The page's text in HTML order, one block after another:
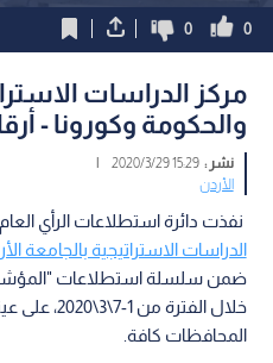
0
0
مركز الدراسات
والحكومة وكورونا -
نشر :15:29 2020/3/29
|
الأردن
نفذت دائرة استطلاعات الرأي
الدراسات الاستراتيجية بالجامعة
ضمن سلسلة استطلاعات "المؤشر
خلال الفترة
المحافظات كافة.